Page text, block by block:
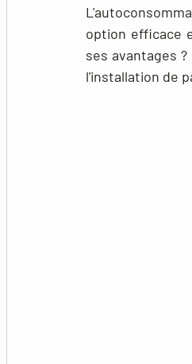
option efficace
ses avantages
l'installation de